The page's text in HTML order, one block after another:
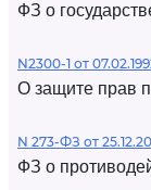
ФЗ о
N2300-1 от
О защите прав
N 273-ФЗ от
ФЗ о